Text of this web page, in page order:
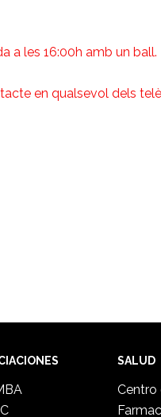
a les 16:00h amb un ball.
en qualsevol dels
SALUD
Centro